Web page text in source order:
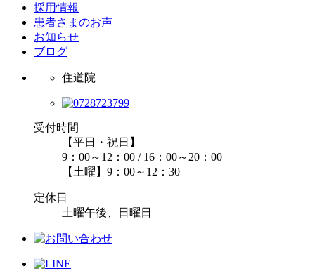
採用情報
患者さまのお声
お知らせ
ブログ
住道院
受付時間
【平日・祝日】
9：00～12：00 / 16：00～20：00
【土曜】9：00～12：30
定休日
土曜午後、日曜日